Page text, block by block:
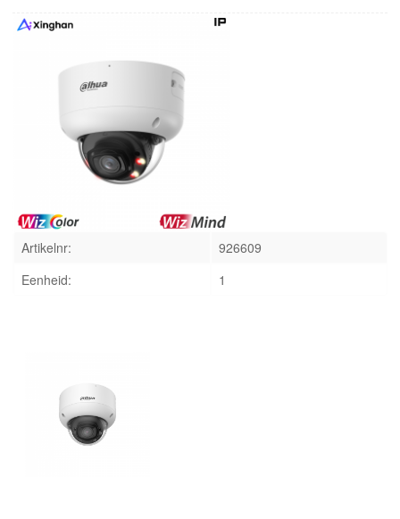
INLOGGEN
Artikelnr:
926609
Eenheid:
1